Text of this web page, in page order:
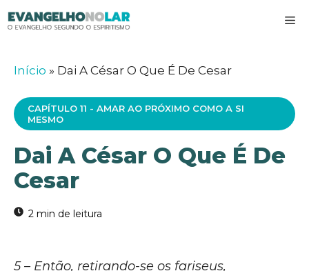
para
Início » Dai A César O Que É De Cesar
CAPÍTULO 11 - AMAR AO PRÓXIMO COMO A SI
MESMO
Dai A César O Que É De
Cesar
5 – Então, retirando-se os fariseus,